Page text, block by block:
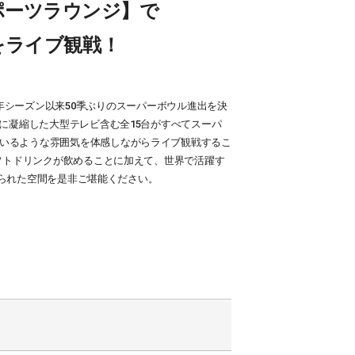
ーツラウンジ】で
イブ観戦！
シーズン以来50季ぶりのスーパーボウル進出を決
凝縮した大型テレビ含む全15台がすべてスーパ
るような雰囲気を体感しながらライブ観戦するこ
ドリンクが飲めることに加えて、世界で活躍す
た空間を是非ご堪能ください。